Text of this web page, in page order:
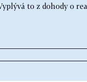
to z dohody o